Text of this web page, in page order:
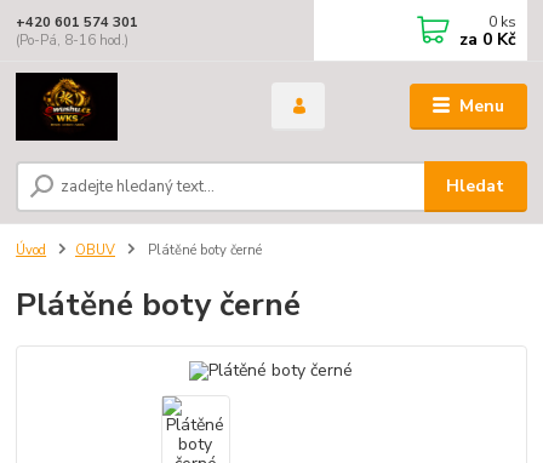
Menu
Hledat
+420 601 574 301
(Po-Pá, 8-16 hod.)
0 ks
za 0 Kč
Úvod OBUV Plátěné boty černé
Plátěné boty černé